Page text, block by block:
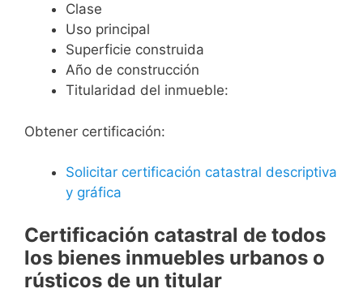
Clase
Uso principal
Superficie construida
Año de construcción
Titularidad del inmueble:
Obtener certificación:
Solicitar certificación catastral descriptiva
y gráfica
Certificación catastral de todos
los bienes inmuebles urbanos o
rústicos de un titular